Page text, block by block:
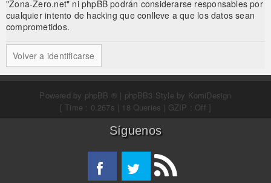
"Zona-Zero.net" ni phpBB podrán considerarse responsables por
cualquier intento de hacking que conlleve a que los datos sean
comprometidos.
Volver a identificarse
Powered by phpBB ® | phpBB3 Style by KomiDesign
[ Time : 0.267s | 18 Queries | GZIP : Off ]
Síguenos